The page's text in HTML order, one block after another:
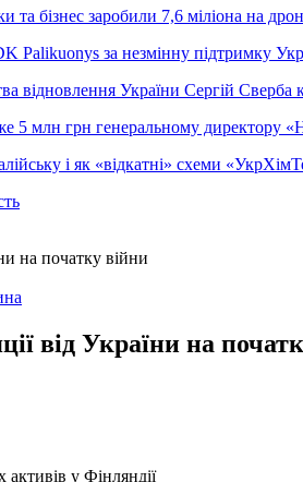
та бізнес заробили 7,6 міліона на
Palikuonys за незмінну підтримку
відновлення України Сергій Сверба
5 млн грн генеральному директору
і як «відкатні» схеми
від України на